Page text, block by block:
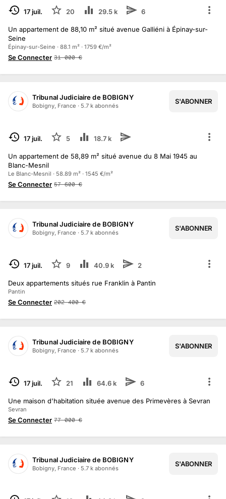
TERMINÉ17 juil. 20 29.5 k 6
Un appartement de 88,10 m² situé avenue Galliéni à Épinay-sur-
Seine
Épinay-sur-Seine · 88.1 m² · 1759 €/m²
Se Connecter 31 000 €
Tribunal Judiciaire de BOBIGNY
Bobigny, France · 5.7 k abonnés
S'ABONNER
TERMINÉ17 juil. 5 18.7 k
Un appartement de 58,89 m² situé avenue du 8 Mai 1945 au
Blanc-Mesnil
Le Blanc-Mesnil · 58.89 m² · 1545 €/m²
Se Connecter 57 600 €
Tribunal Judiciaire de BOBIGNY
Bobigny, France · 5.7 k abonnés
S'ABONNER
TERMINÉ17 juil. 9 40.9 k 2
Deux appartements situés rue Franklin à Pantin
Pantin
Se Connecter 202 400 €
Tribunal Judiciaire de BOBIGNY
Bobigny, France · 5.7 k abonnés
S'ABONNER
TERMINÉ17 juil. 21 64.6 k 6
Une maison d'habitation située avenue des Primevères à Sevran
Sevran
Se Connecter 77 000 €
Tribunal Judiciaire de BOBIGNY
Bobigny, France · 5.7 k abonnés
S'ABONNER
TERMINÉ